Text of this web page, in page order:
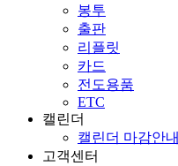
봉투
출판
리플릿
카드
전도용품
ETC
캘린더
캘린더 마감안내
고객센터